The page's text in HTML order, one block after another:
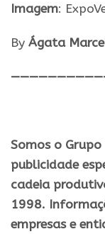
Imagem:
By Ágata
Somos o
publicidade
cadeia
1998.
empresas e